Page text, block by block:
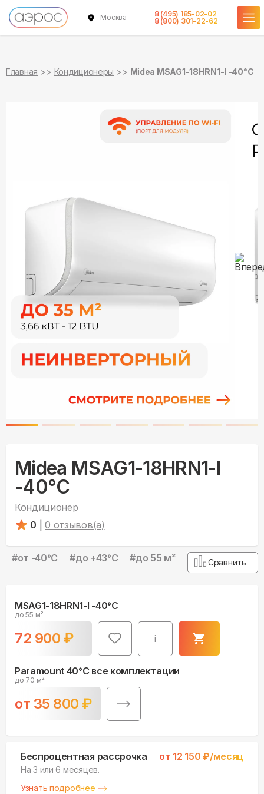
Москва
8 (495) 185-02-02
8 (800) 301-22-62
Главная Кондиционеры Midea MSAG1-18HRN1-I -40°С
Midea MSAG1-18HRN1-I
-40°С
Кондиционер
0
0 отзывов(а)
#от -40°С #до +43°С #до 55 м² Сравнить
MSAG1-18HRN1-I -40°С
до 55 м²
72 900 ₽ i
в наличии
Paramount 40°С все комплектации
до 70 м²
от 35 800 ₽
в наличии
Беспроцентная рассрочка от 12 150 ₽/месяц
На 3 или 6 месяцев.
Узнать подробнее